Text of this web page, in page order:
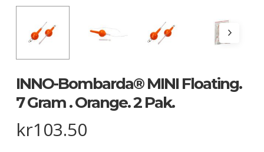
INNO-Bombarda® MINI Floating.
7 Gram . Orange. 2 Pak.
kr103.50